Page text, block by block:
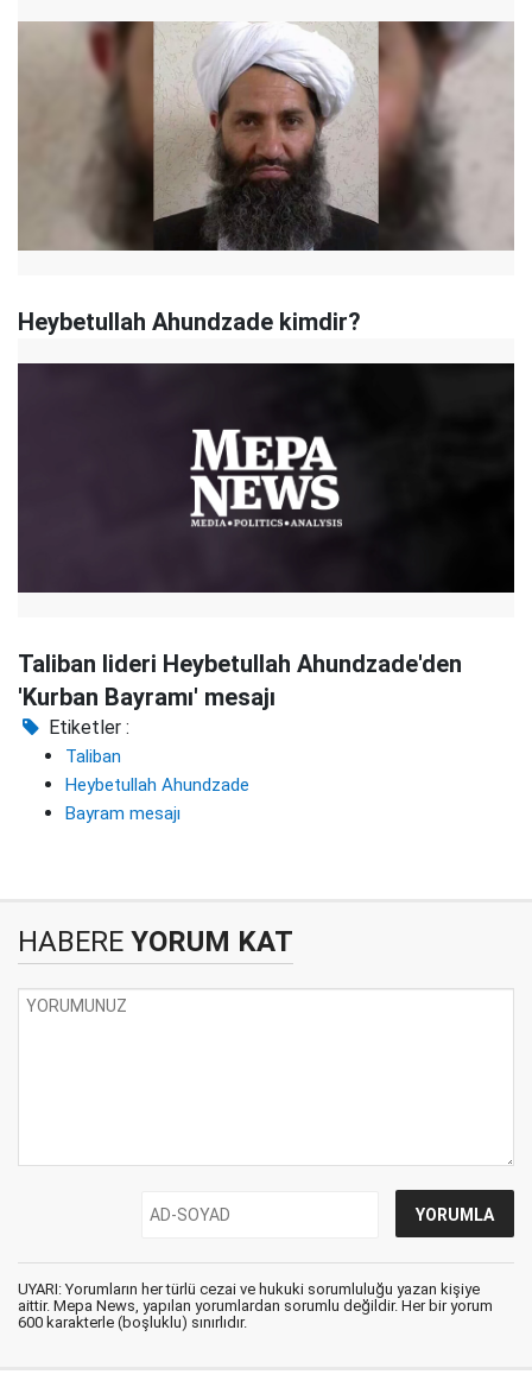
Heybetullah Ahundzade kimdir?
Taliban lideri Heybetullah Ahundzade'den
'Kurban Bayramı' mesajı
Etiketler :
Taliban
Heybetullah Ahundzade
Bayram mesajı
HABERE YORUM KAT
UYARI: Yorumların her türlü cezai ve hukuki sorumluluğu yazan kişiye
aittir. Mepa News, yapılan yorumlardan sorumlu değildir. Her bir yorum
600 karakterle (boşluklu) sınırlıdır.